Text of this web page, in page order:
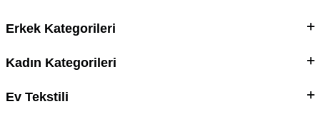
Erkek Kategorileri
Kadın Kategorileri
Ev Tekstili